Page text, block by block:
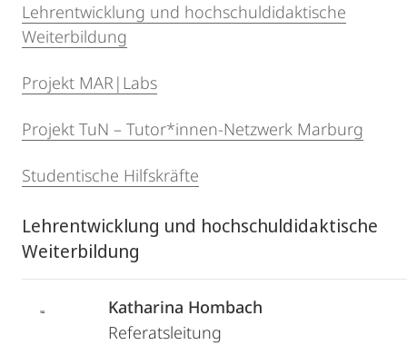
Lehrentwicklung und hochschuldidaktische
Weiterbildung
Projekt MAR|Labs
Projekt TuN – Tutor*innen-Netzwerk Marburg
Studentische Hilfskräfte
Lehrentwicklung und hochschuldidaktische
Weiterbildung
Katharina Hombach
Referatsleitung